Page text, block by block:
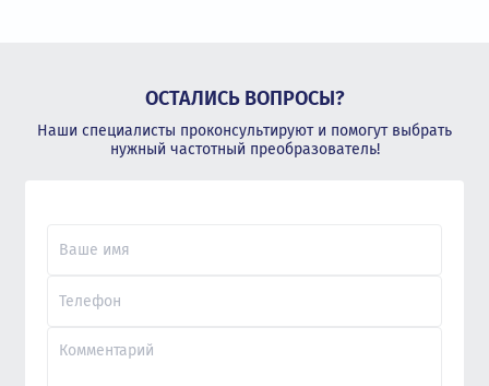
ОСТАЛИСЬ ВОПРОСЫ?
Наши специалисты проконсультируют и помогут выбрать
нужный частотный преобразователь!